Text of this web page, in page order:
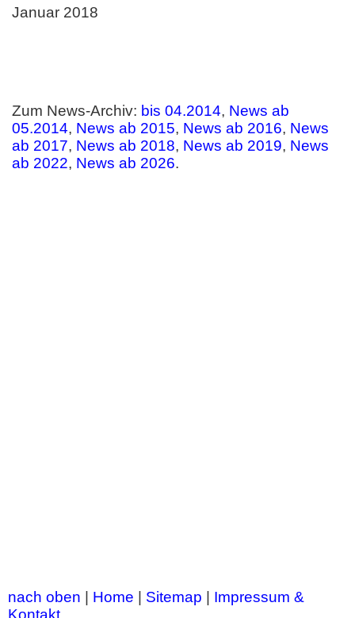
Januar 2018
Zum News-Archiv: bis 04.2014, News ab
05.2014, News ab 2015, News ab 2016, News
ab 2017, News ab 2018, News ab 2019, News
ab 2022, News ab 2026.
nach oben | Home | Sitemap | Impressum &
Kontakt